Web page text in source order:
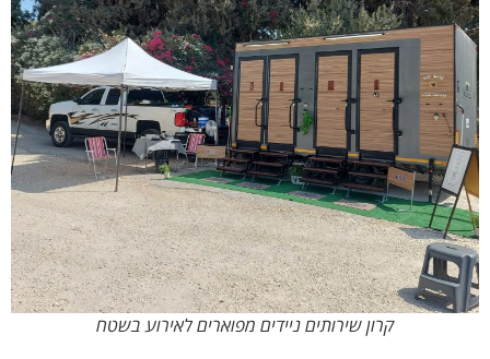
קרון שירותים ניידים מפוארים לאירוע בשטח